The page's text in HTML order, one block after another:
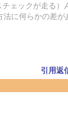
ェックが走る）
に何らかの差が
引用返